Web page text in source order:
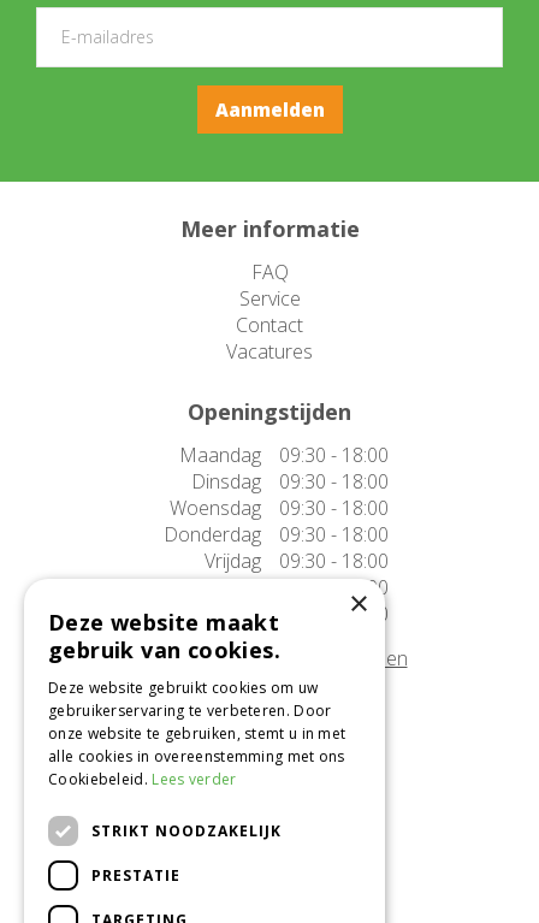
Meer informatie
FAQ
Service
Contact
Vacatures
Openingstijden
Maandag
09:30 - 18:00
Dinsdag
09:30 - 18:00
Woensdag
09:30 - 18:00
Donderdag
09:30 - 18:00
Vrijdag
09:30 - 18:00
Zaterdag
09:30 - 17:00
Zondag
10:00 - 17:00
Afwijkende openingstijden tonen
Onze locatie
Tuincentrum Alméérplant
Jac. P. Thijsseweg 4
×
Deze website maakt
gebruik van cookies.
Deze website gebruikt cookies om uw
gebruikerservaring te verbeteren. Door
onze website te gebruiken, stemt u in met
alle cookies in overeenstemming met ons
Cookiebeleid. Lees verder
STRIKT NOODZAKELIJK
PRESTATIE